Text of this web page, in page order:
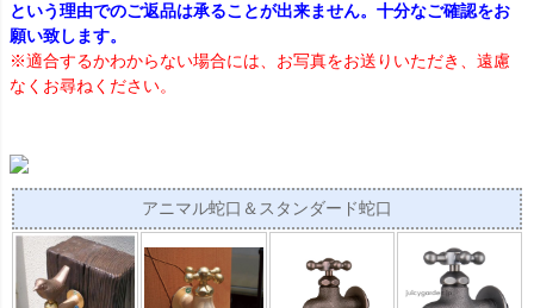
という理由でのご返品は承ることが出来ません。十分なご確認をお
願い致します。
※適合するかわからない場合には、お写真をお送りいただき、遠慮
なくお尋ねください。
アニマル蛇口＆スタンダード蛇口